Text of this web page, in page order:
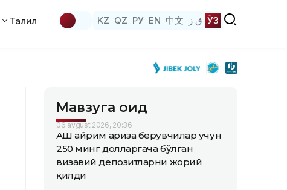
Таҳлил KZ QZ РУ EN 中文 ق ز ЎЗ
Мавзуга оид
06 avgust 2026, 20:36
АҚШ айрим ариза берувчилар учун
250 минг долларгача бўлган
визавий депозитларни жорий
қилди